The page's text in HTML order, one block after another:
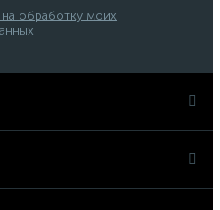
обработку моих